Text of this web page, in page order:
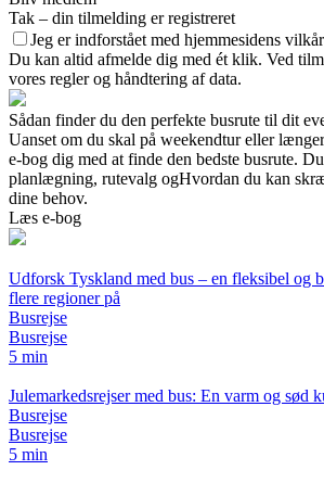
Tak – din tilmelding er registreret
Jeg er indforstået med hjemmesidens
Du kan altid afmelde dig med ét klik. Ved
vores regler og håndtering af data.
Sådan finder du den perfekte busrute til dit
Uanset om du skal på weekendtur eller
e-bog dig med at finde den bedste busrute.
planlægning, rutevalg ogHvordan du kan
dine behov.
Læs e-bog
Udforsk Tyskland med bus – en fleksibel og
flere regioner på
Busrejse
Busrejse
5 min
Julemarkedsrejser med bus: En varm og sød
Busrejse
Busrejse
5 min